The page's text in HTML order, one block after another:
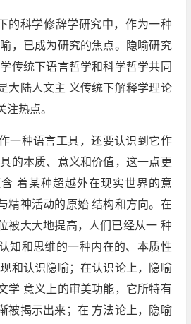
的科学修辞学研究中，作为一种
，已成为研究的焦点。隐喻研究
传统下语言哲学和科学哲学共同
大陆人文主 义传统下解释学理论
注热点。
一种语言工具，还要认识到它作
的本质、意义和价值，这一点更
着某种超越外在现实世界的意
精神活动的原始 结构和方向。在
被大大地提高，人们已经从一 种
知和思维的一种内在的、本质性
和认识隐喻；在认识论上，隐喻
学 意义上的审美功能，它所特有
被揭示出来；在 方法论上，隐喻